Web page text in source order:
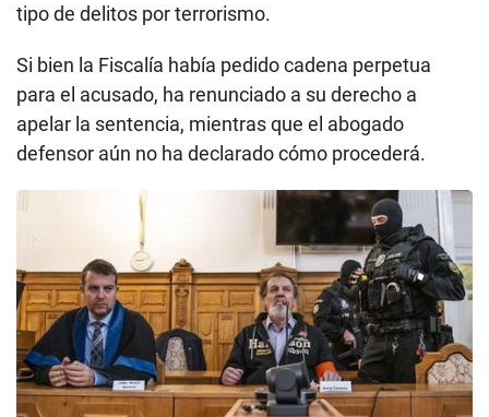
tipo de delitos por terrorismo.
Si bien la Fiscalía había pedido cadena perpetua
para el acusado, ha renunciado a su derecho a
apelar la sentencia, mientras que el abogado
defensor aún no ha declarado cómo procederá.